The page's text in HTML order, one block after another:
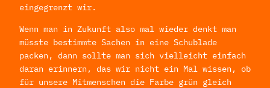
eingegrenzt wir.
Wenn man in Zukunft also mal wieder denkt man
müsste bestimmte Sachen in eine Schublade
packen, dann sollte man sich vielleicht einfach
daran erinnern, das wir nicht ein Mal wissen, ob
für unsere Mitmenschen die Farbe grün gleich